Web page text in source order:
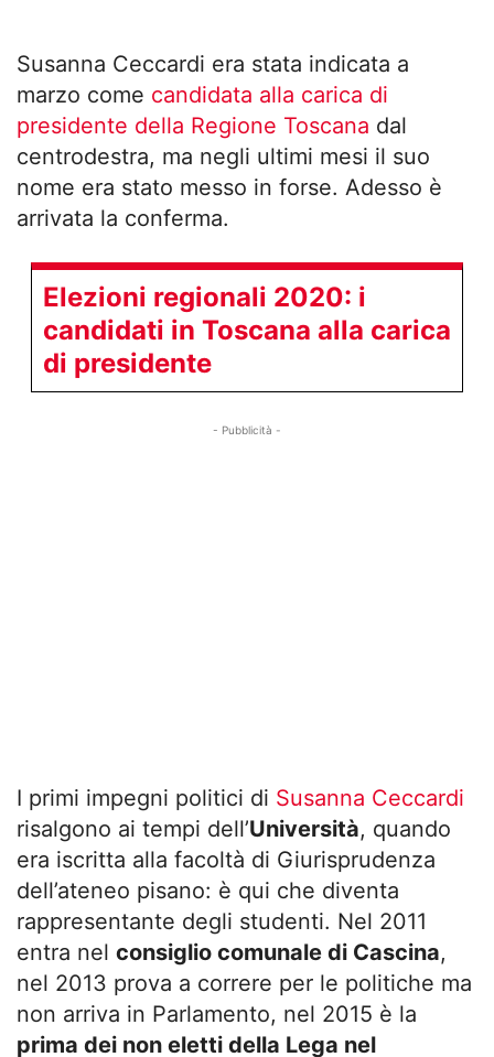
Susanna Ceccardi era stata indicata a
marzo come candidata alla carica di
presidente della Regione Toscana dal
centrodestra, ma negli ultimi mesi il suo
nome era stato messo in forse. Adesso è
arrivata la conferma.
Elezioni regionali 2020: i
candidati in Toscana alla carica
di presidente
- Pubblicità -
I primi impegni politici di Susanna Ceccardi
risalgono ai tempi dell’Università, quando
era iscritta alla facoltà di Giurisprudenza
dell’ateneo pisano: è qui che diventa
rappresentante degli studenti. Nel 2011
entra nel consiglio comunale di Cascina,
nel 2013 prova a correre per le politiche ma
non arriva in Parlamento, nel 2015 è la
prima dei non eletti della Lega nel